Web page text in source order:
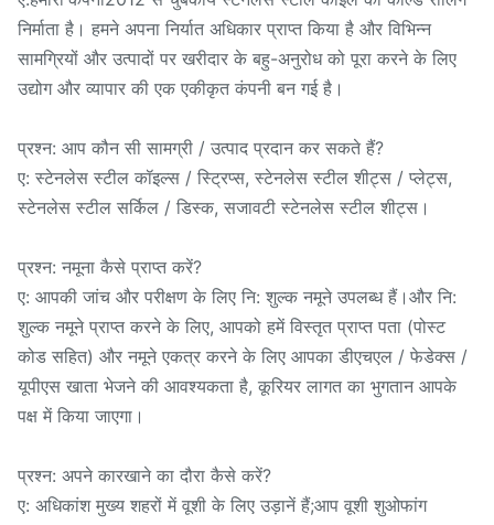
निर्माता है। हमने अपना निर्यात अधिकार प्राप्त किया है और विभिन्न
सामग्रियों और उत्पादों पर खरीदार के बहु-अनुरोध को पूरा करने के लिए
उद्योग और व्यापार की एक एकीकृत कंपनी बन गई है।
प्रश्न: आप कौन सी सामग्री / उत्पाद प्रदान कर सकते हैं?
ए: स्टेनलेस स्टील कॉइल्स / स्ट्रिप्स, स्टेनलेस स्टील शीट्स / प्लेट्स,
स्टेनलेस स्टील सर्किल / डिस्क, सजावटी स्टेनलेस स्टील शीट्स।
प्रश्न: नमूना कैसे प्राप्त करें?
ए: आपकी जांच और परीक्षण के लिए नि: शुल्क नमूने उपलब्ध हैं।और नि:
शुल्क नमूने प्राप्त करने के लिए, आपको हमें विस्तृत प्राप्त पता (पोस्ट
कोड सहित) और नमूने एकत्र करने के लिए आपका डीएचएल / फेडेक्स /
यूपीएस खाता भेजने की आवश्यकता है, कूरियर लागत का भुगतान आपके
पक्ष में किया जाएगा।
प्रश्न: अपने कारखाने का दौरा कैसे करें?
ए: अधिकांश मुख्य शहरों में वूशी के लिए उड़ानें हैं;आप वूशी शुओफांग